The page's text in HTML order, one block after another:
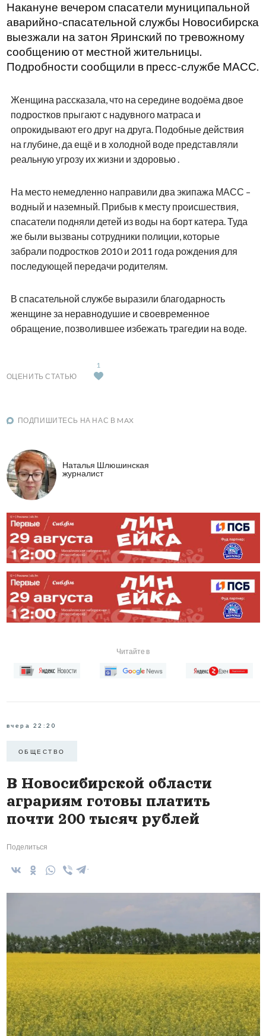
Накануне вечером спасатели муниципальной
аварийно-спасательной службы Новосибирска
выезжали на затон Яринский по тревожному
сообщению от местной жительницы.
Подробности сообщили в пресс-службе МАСС.
Женщина рассказала, что на середине водоёма двое
подростков прыгают с надувного матраса и
опрокидывают его друг на друга. Подобные действия
на глубине, да ещё и в холодной воде представляли
реальную угрозу их жизни и здоровью .
На место немедленно направили два экипажа МАСС –
водный и наземный. Прибыв к месту происшествия,
спасатели подняли детей из воды на борт катера. Туда
же были вызваны сотрудники полиции, которые
забрали подростков 2010 и 2011 года рождения для
последующей передачи родителям.
В спасательной службе выразили благодарность
женщине за неравнодушие и своевременное
обращение, позволившее избежать трагедии на воде.
ОЦЕНИТЬ СТАТЬЮ
1
ПОДПИШИТЕСЬ НА НАС В MAX
Наталья Шлюшинская
журналист
Читайте в
вчера 22:20
ОБЩЕСТВО
В Новосибирской области
аграриям готовы платить
почти 200 тысяч рублей
Поделиться